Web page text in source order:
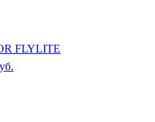
FLYLITE